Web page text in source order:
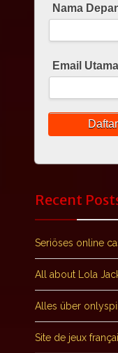
Nama
Email Utama
Recent
Seriöses online
All about Lola
Alles über
Site de jeux